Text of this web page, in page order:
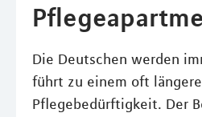
Die Deutschen werden
führt zu einem oft
Pflegebedürftigkeit. Der